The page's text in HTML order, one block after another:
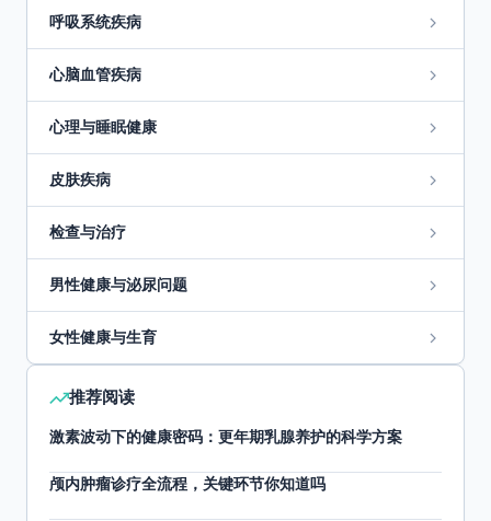
呼吸系统疾病
心脑血管疾病
心理与睡眠健康
皮肤疾病
检查与治疗
男性健康与泌尿问题
女性健康与生育
推荐阅读
激素波动下的健康密码：更年期乳腺养护的科学方案
颅内肿瘤诊疗全流程，关键环节你知道吗